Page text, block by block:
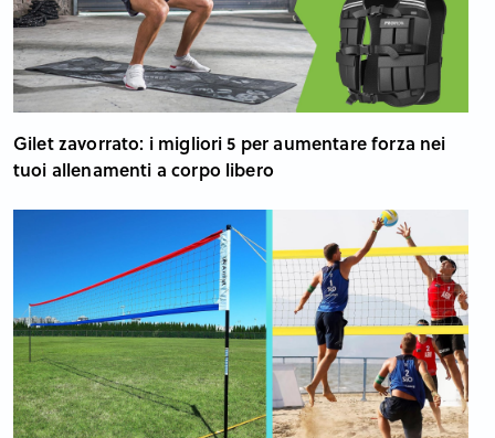
Gilet zavorrato: i migliori 5 per aumentare forza nei
tuoi allenamenti a corpo libero